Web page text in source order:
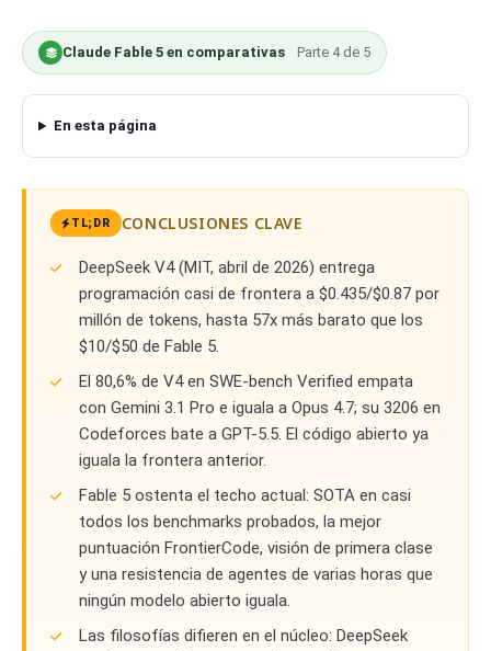
Claude Fable 5 en comparativas Parte 4 de 5
En esta página
TL;DR CONCLUSIONES CLAVE
DeepSeek V4 (MIT, abril de 2026) entrega
programación casi de frontera a $0.435/$0.87 por
millón de tokens, hasta 57x más barato que los
$10/$50 de Fable 5.
El 80,6% de V4 en SWE-bench Verified empata
con Gemini 3.1 Pro e iguala a Opus 4.7; su 3206 en
Codeforces bate a GPT-5.5. El código abierto ya
iguala la frontera anterior.
Fable 5 ostenta el techo actual: SOTA en casi
todos los benchmarks probados, la mejor
puntuación FrontierCode, visión de primera clase
y una resistencia de agentes de varias horas que
ningún modelo abierto iguala.
Las filosofías difieren en el núcleo: DeepSeek